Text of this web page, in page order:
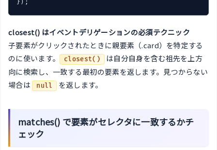
closest() はイベントデリゲーションの必須テクニック
子要素がクリックされたときに親要素（.card）を特定する
のに使います。
closest()
は自分自身を含む祖先を上方
向に検索し、一致する最初の要素を返します。見つからない
場合は
null を返します。
matches() で要素がセレクタに一致するかチ
ェック